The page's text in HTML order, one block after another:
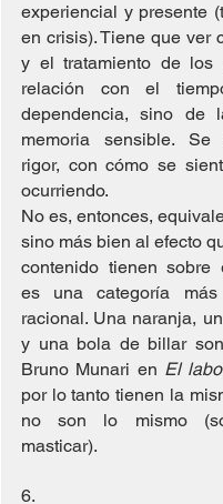
experiencial y presente
en crisis). Tiene que ver
y el tratamiento de los
relación con el
dependencia, sino de
memoria sensible. Se
rigor, con cómo se
ocurriendo.
No es, entonces,
sino más bien al efecto
contenido tienen sobre
es una categoría
racional. Una naranja,
y una bola de billar
Bruno Munari en El
por lo tanto tienen la
no son lo mismo
masticar).
6.